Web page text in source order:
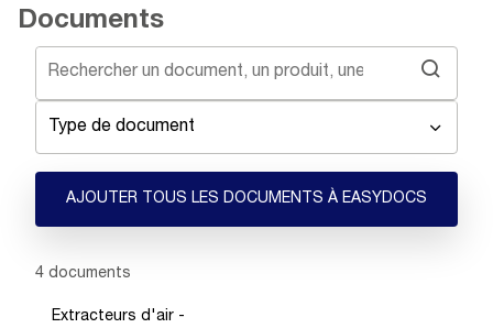
Documents
Type de document
AJOUTER TOUS LES DOCUMENTS À EASYDOCS
Showing 1 -4
4 documents
Extracteurs d'air -